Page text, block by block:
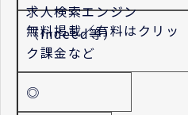
求人検索エンジン
（Indeed等）
無料掲載／有料はクリッ
ク課金など
◎